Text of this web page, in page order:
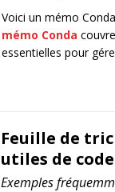
Voici un mémo
mémo Conda
essentielles pour
Feuille de
utiles de
Exemples